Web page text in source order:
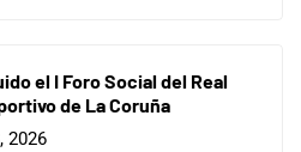
el I Foro Social del Real
de La Coruña
2026